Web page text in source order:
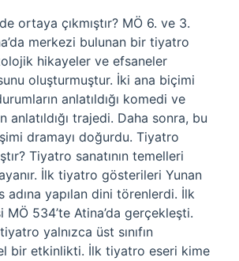
ortaya çıkmıştır? MÖ 6. ve 3.
merkezi bulunan bir tiyatro
hikayeler ve efsaneler
oluşturmuştur. İki ana biçimi
anlatıldığı komedi ve
anlatıldığı trajedi. Daha sonra, bu
dramayı doğurdu. Tiyatro
Tiyatro sanatının temelleri
İlk tiyatro gösterileri Yunan
adına yapılan dini törenlerdi. İlk
534’te Atina’da gerçekleşti.
yalnızca üst sınıfın
bir etkinlikti. İlk tiyatro eseri kime